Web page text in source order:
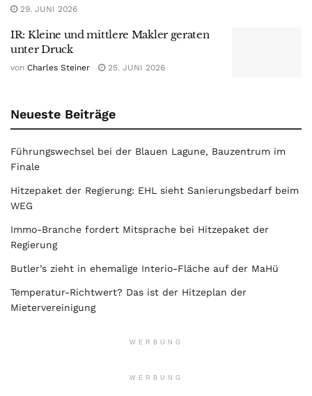
29. JUNI 2026
IR: Kleine und mittlere Makler geraten
unter Druck
von Charles Steiner 25. JUNI 2026
Neueste Beiträge
Führungswechsel bei der Blauen Lagune, Bauzentrum im
Finale
Hitzepaket der Regierung: EHL sieht Sanierungsbedarf beim
WEG
Immo-Branche fordert Mitsprache bei Hitzepaket der
Regierung
Butler’s zieht in ehemalige Interio-Fläche auf der MaHü
Temperatur-Richtwert? Das ist der Hitzeplan der
Mietervereinigung
WERBUNG
WERBUNG